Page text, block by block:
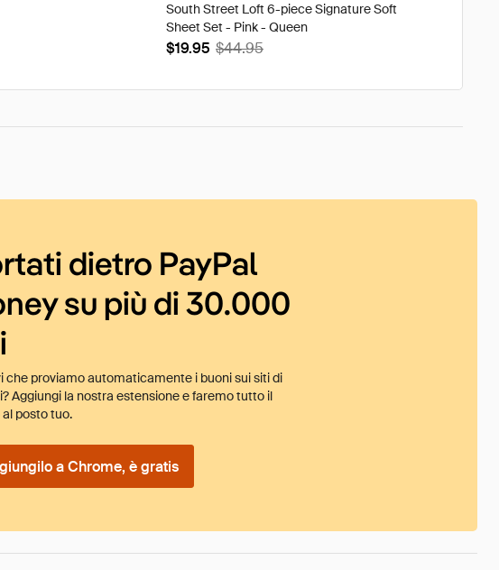
South Street Loft 6-piece Signature Soft
Sheet Set - Pink - Queen
$19.95 $44.95
dietro PayPal
su più di 30.000
che proviamo automaticamente i buoni sui siti di
Aggiungi la nostra estensione e faremo tutto il
al posto tuo.
a Chrome, è gratis